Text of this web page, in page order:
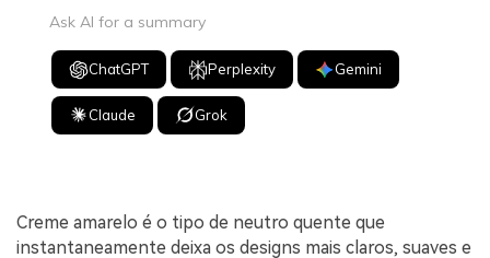
Ask AI for a summary
ChatGPT Perplexity Gemini
Claude Grok
Creme amarelo é o tipo de neutro quente que
instantaneamente deixa os designs mais claros, suaves e